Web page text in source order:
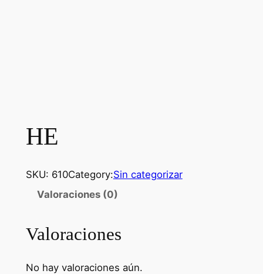
HE
SKU: 610Category:Sin categorizar
Valoraciones (0)
Valoraciones
No hay valoraciones aún.